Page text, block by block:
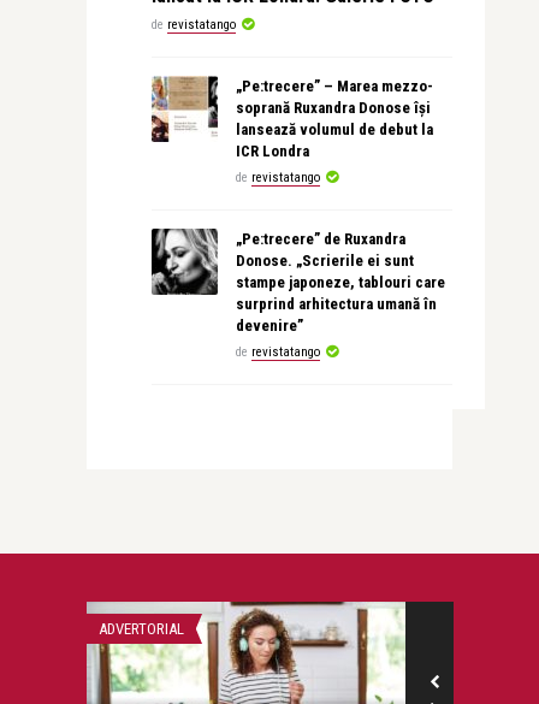
de revistatango
„Pe:trecere” – Marea mezzo-
soprană Ruxandra Donose își
lansează volumul de debut la
ICR Londra
de revistatango
„Pe:trecere” de Ruxandra
Donose. „Scrierile ei sunt
stampe japoneze, tablouri care
surprind arhitectura umană în
devenire”
de revistatango
ADVERTORIAL